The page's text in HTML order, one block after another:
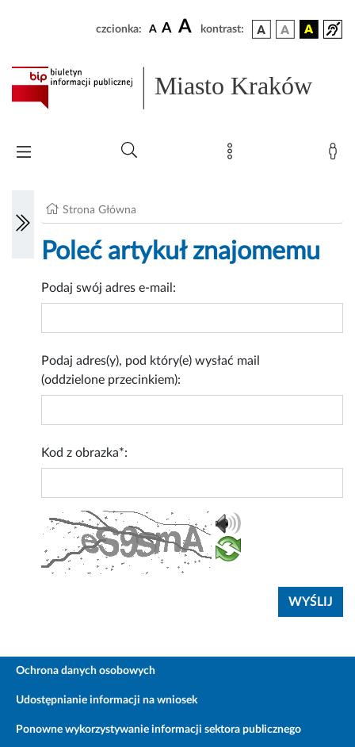
czcionka: A A A kontrast:
Miasto Kraków
Strona Główna
Poleć artykuł znajomemu
Podaj swój adres e-mail:
Podaj adres(y), pod który(e) wysłać mail
(oddzielone przecinkiem):
Kod z obrazka*:
Ochrona danych osobowych
Udostępnianie informacji na wniosek
Ponowne wykorzystywanie informacji sektora publicznego